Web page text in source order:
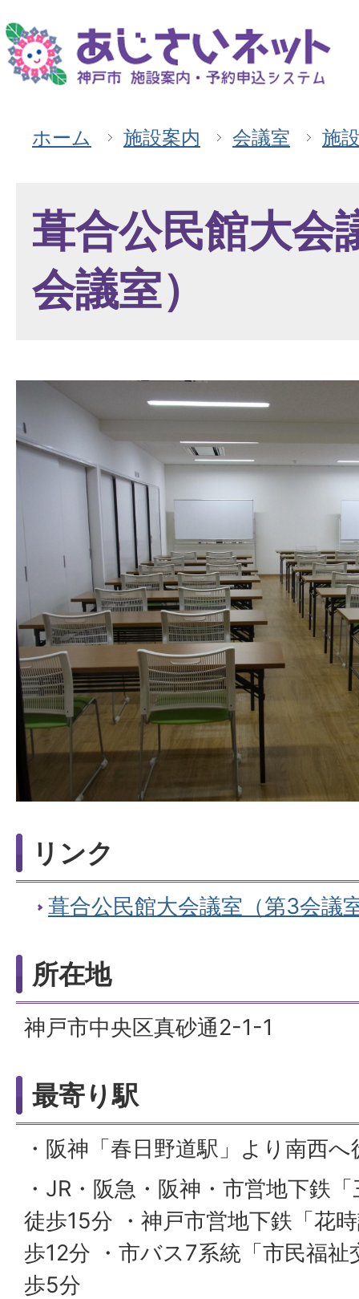
ホーム 施設案内 会議室 施
葺合公民館大会
会議室）
リンク
葺合公民館大会議室（第3会議
所在地
神戸市中央区真砂通2-1-1
最寄り駅
・阪神「春日野道駅」より南西
・JR・阪急・阪神・市営地下鉄
徒歩15分 ・神戸市営地下鉄「花
歩12分 ・市バス7系統「市民福
歩5分